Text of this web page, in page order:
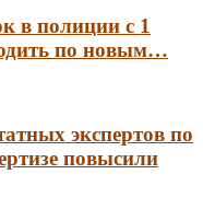
в полиции с 1
по новым…
экспертов по
повысили